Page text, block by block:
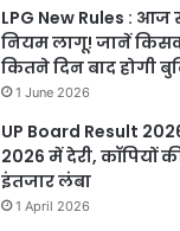
LPG New Rules :
नियम लागू! जानें
कितने दिन बाद होगी
1 June 2026
UP Board Result
2026 में देरी, कॉपियों
इंतजार लंबा
1 April 2026